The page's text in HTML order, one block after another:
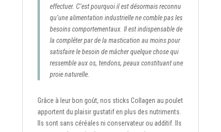
effectuer. C’est pourquoi il est désormais reconnu
qu’une alimentation industrielle ne comble pas les
besoins comportementaux. Il est indispensable de
la compléter par de la mastication au moins pour
satisfaire le besoin de mâcher quelque chose qui
ressemble aux os, tendons, peaux constituant une
proie naturelle.
Grâce à leur bon goût, nos sticks Collagen au poulet
apportent du plaisir gustatif en plus des nutriments.
Ils sont sans céréales ni conservateur ou additif. Ils